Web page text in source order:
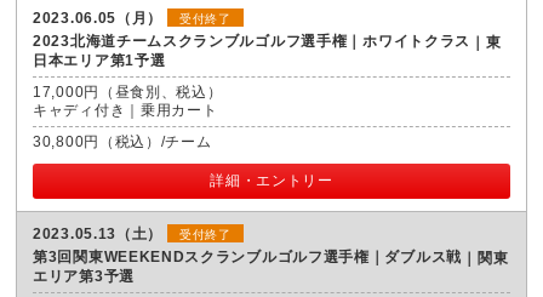
2023.06.05（月） 受付終了
2023北海道チームスクランブルゴルフ選手権｜ホワイトクラス
東
日本エリア第1予選
17,000円（昼食別、税込）
キャディ付き｜乗用カート
30,800円（税込）/チーム
詳細・エントリー
2023.05.13（土） 受付終了
第3回関東WEEKENDスクランブルゴルフ選手権｜ダブルス戦
関東
エリア第3予選